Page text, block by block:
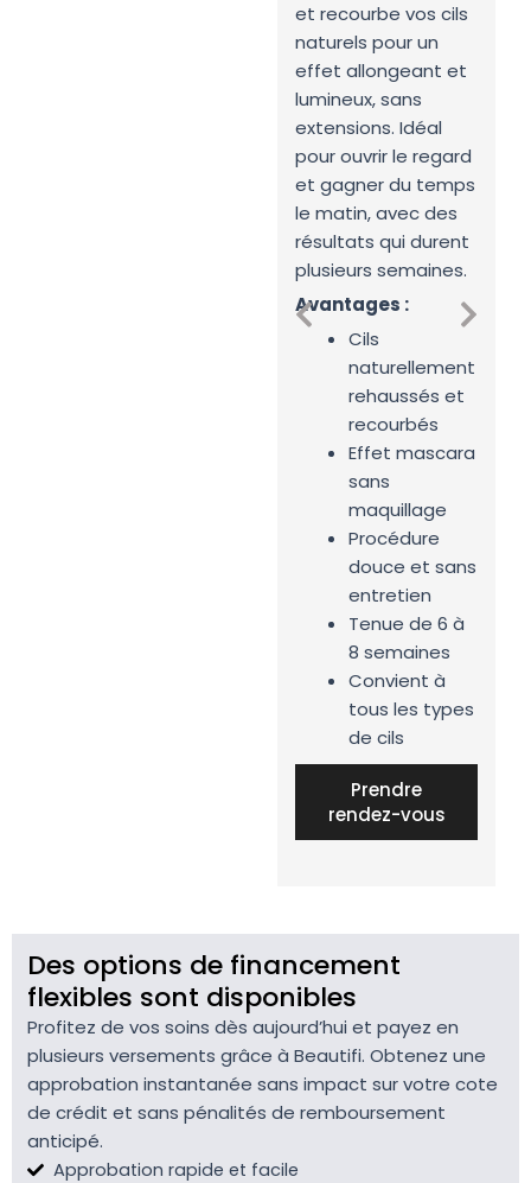
et recourbe vos cils
naturels pour un
effet allongeant et
lumineux, sans
extensions. Idéal
pour ouvrir le regard
et gagner du temps
le matin, avec des
résultats qui durent
plusieurs semaines.
Avantages :
Cils
naturellement
rehaussés et
recourbés
Effet mascara
sans
maquillage
Procédure
douce et sans
entretien
Tenue de 6 à
8 semaines
Convient à
tous les types
de cils
Prendre
rendez-vous
Des options de financement
flexibles sont disponibles
Profitez de vos soins dès aujourd’hui et payez en
plusieurs versements grâce à Beautifi. Obtenez une
approbation instantanée sans impact sur votre cote
de crédit et sans pénalités de remboursement
anticipé.
Approbation rapide et facile